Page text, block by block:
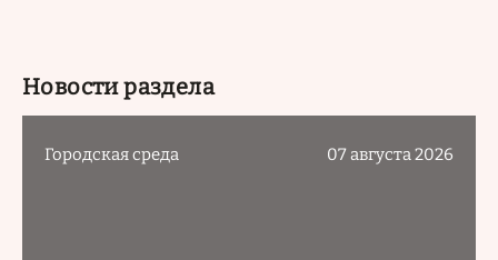
Новости раздела
Городская среда 07 августа 2026